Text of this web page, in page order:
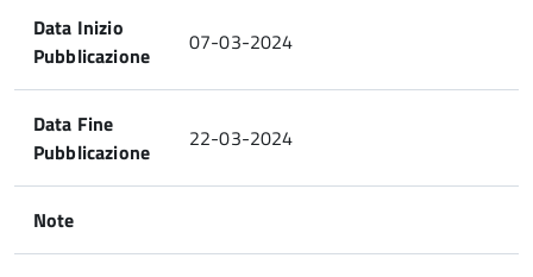
Data Inizio
Pubblicazione
07-03-2024
Data Fine
Pubblicazione
22-03-2024
Note